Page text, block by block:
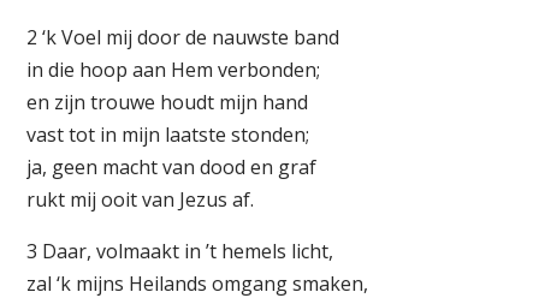
2 ‘k Voel mij door de nauwste band
in die hoop aan Hem verbonden;
en zijn trouwe houdt mijn hand
vast tot in mijn laatste stonden;
ja, geen macht van dood en graf
rukt mij ooit van Jezus af.
3 Daar, volmaakt in ’t hemels licht,
zal ‘k mijns Heilands omgang smaken,